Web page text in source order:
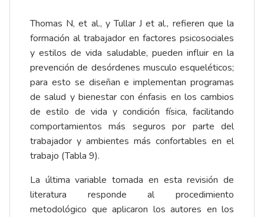
Thomas N, et al., y Tullar J et al., refieren que la
formación al trabajador en factores psicosociales
y estilos de vida saludable, pueden influir en la
prevención de desórdenes musculo esqueléticos;
para esto se diseñan e implementan programas
de salud y bienestar con énfasis en los cambios
de estilo de vida y condición física, facilitando
comportamientos más seguros por parte del
trabajador y ambientes más confortables en el
trabajo (Tabla 9).
La última variable tomada en esta revisión de
literatura responde al procedimiento
metodológico que aplicaron los autores en los